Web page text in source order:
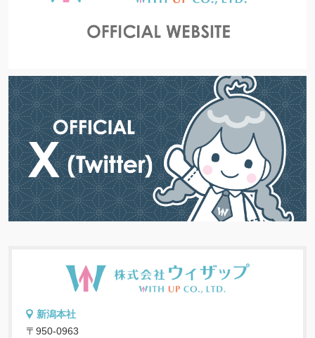
新潟本社
〒950-0963